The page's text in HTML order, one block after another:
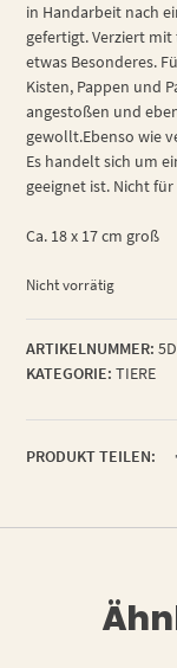
in Handarbeit nach
gefertigt. Verziert
etwas Besonderes.
Kisten, Pappen und
angestoßen und
gewollt.Ebenso wie
Es handelt sich um
geeignet ist. Nicht
Ca. 18 x 17 cm groß
Nicht vorrätig
ARTIKELNUMMER:
KATEGORIE: TIERE
PRODUKT TEILEN: